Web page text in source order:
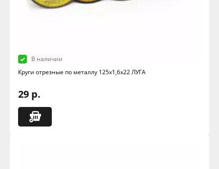
В наличии
Круги отрезные по металлу 125х1,6х22 ЛУГА
29 р.